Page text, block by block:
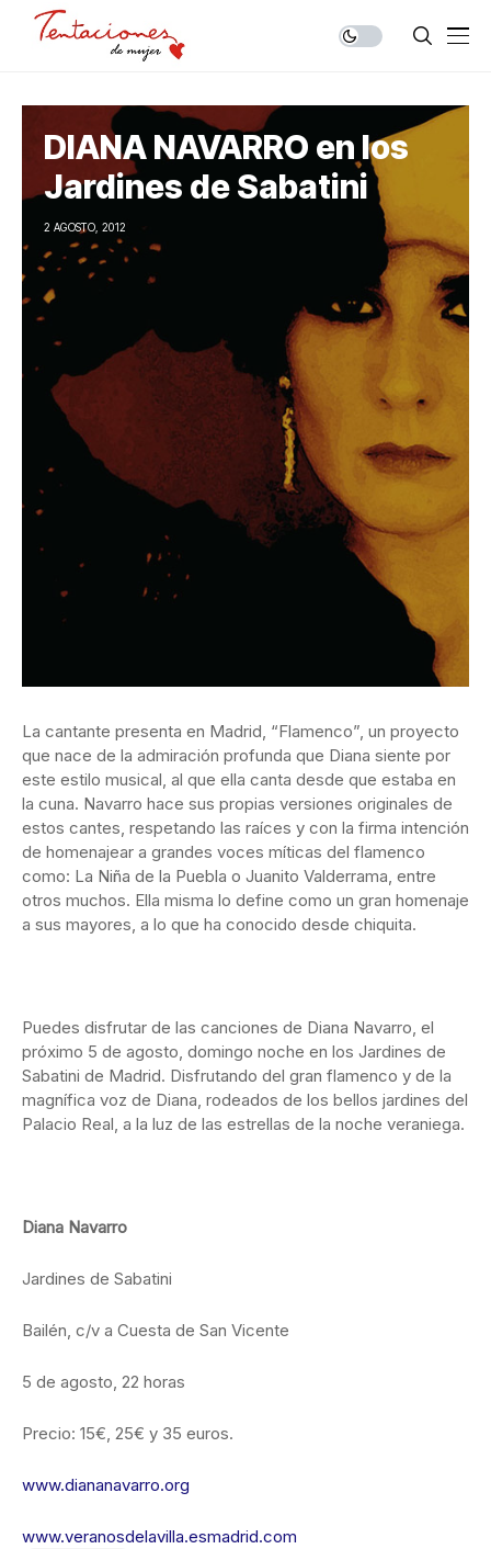
DIANA NAVARRO en los
Jardines de Sabatini
2 AGOSTO, 2012
La cantante presenta en Madrid, “Flamenco”, un proyecto
que nace de la admiración profunda que Diana siente por
este estilo musical, al que ella canta desde que estaba en
la cuna. Navarro hace sus propias versiones originales de
estos cantes, respetando las raíces y con la firma intención
de homenajear a grandes voces míticas del flamenco
como: La Niña de la Puebla o Juanito Valderrama, entre
otros muchos. Ella misma lo define como un gran homenaje
a sus mayores, a lo que ha conocido desde chiquita.
Puedes disfrutar de las canciones de Diana Navarro, el
próximo 5 de agosto, domingo noche en los Jardines de
Sabatini de Madrid. Disfrutando del gran flamenco y de la
magnífica voz de Diana, rodeados de los bellos jardines del
Palacio Real, a la luz de las estrellas de la noche veraniega.
Diana Navarro
Jardines de Sabatini
Bailén, c/v a Cuesta de San Vicente
5 de agosto, 22 horas
Precio: 15€, 25€ y 35 euros.
www.diananavarro.org
www.veranosdelavilla.esmadrid.com